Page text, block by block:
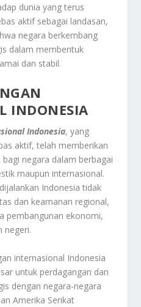
dunia yang terus
aktif sebagai landasan,
negara berkembang
dalam membentuk
dan stabil.
INDONESIA
Indonesia, yang
aktif, telah memberikan
negara dalam berbagai
maupun internasional.
Indonesia tidak
dan keamanan regional,
pembangunan ekonomi,
negeri.
internasional Indonesia
untuk perdagangan dan
dengan negara-negara
Amerika Serikat